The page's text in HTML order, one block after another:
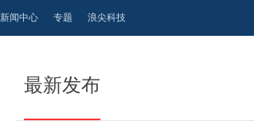
新闻中心 专题 浪尖科技
最新发布